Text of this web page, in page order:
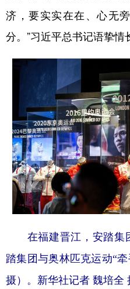
济，要实实在在、心无
分。”习近平总书记语挚情
在福建晋江，安踏集
踏集团与奥林匹克运动“
摄）。新华社记者 魏培全